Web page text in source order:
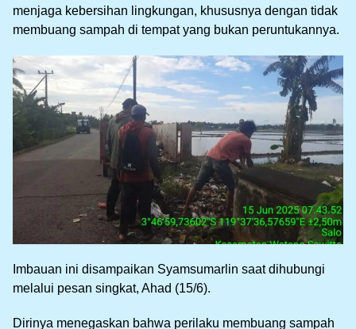
menjaga kebersihan lingkungan, khususnya dengan tidak
membuang sampah di tempat yang bukan peruntukannya.
Imbauan ini disampaikan Syamsumarlin saat dihubungi
melalui pesan singkat, Ahad (15/6).
Dirinya menegaskan bahwa perilaku membuang sampah